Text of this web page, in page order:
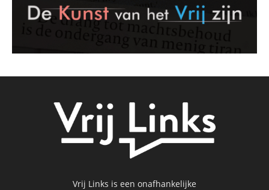
Vrij Links is een onafhankelijke